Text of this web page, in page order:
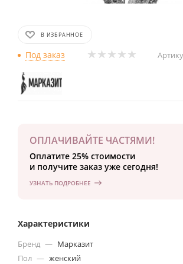
В ИЗБРАННОЕ
Под заказ
ОПЛАЧИВАЙТЕ ЧАСТЯМИ!
Оплатите 25% стоимости
и получите заказ уже сегодня!
УЗНАТЬ ПОДРОБНЕЕ
Характеристики
Бренд — Марказит
Пол — женский